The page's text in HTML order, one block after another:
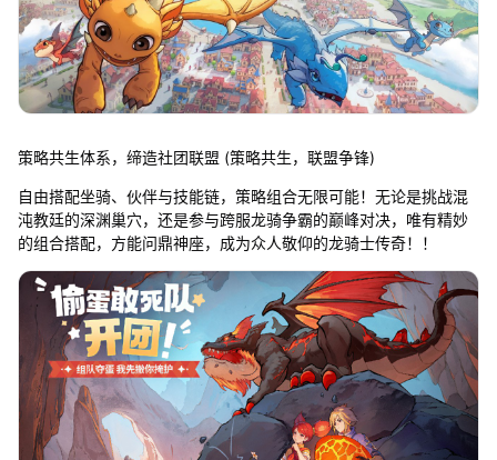
策略共生体系，缔造社团联盟 (策略共生，联盟争锋)
自由搭配坐骑、伙伴与技能链，策略组合无限可能！无论是挑战混
沌教廷的深渊巢穴，还是参与跨服龙骑争霸的巅峰对决，唯有精妙
的组合搭配，方能问鼎神座，成为众人敬仰的龙骑士传奇！！